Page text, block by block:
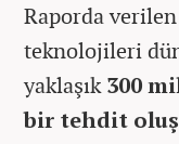
Raporda
teknolojileri
yaklaşık300
bir tehdit